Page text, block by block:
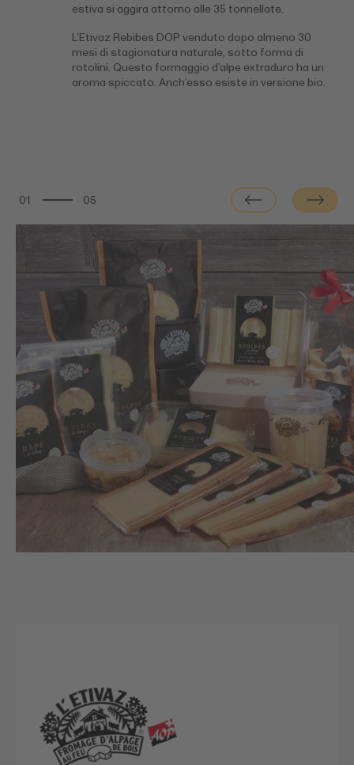
estiva si aggira attorno alle 35 tonnellate.
L’Etivaz Rebibes DOP venduto dopo almeno 30
mesi di stagionatura naturale, sotto forma di
rotolini. Questo formaggio d’alpe extraduro ha un
aroma spiccato. Anch’esso esiste in versione bio.
01 05